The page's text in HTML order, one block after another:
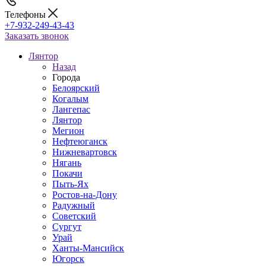
Телефоны
+7-932-249-43-43
Заказать звонок
Лянтор
Назад
Города
Белоярский
Когалым
Лангепас
Лянтор
Мегион
Нефтеюганск
Нижневартовск
Нягань
Покачи
Пыть-Ях
Рoстов-на-Дону
Радужный
Советский
Сургут
Урай
Ханты-Мансийск
Югорск